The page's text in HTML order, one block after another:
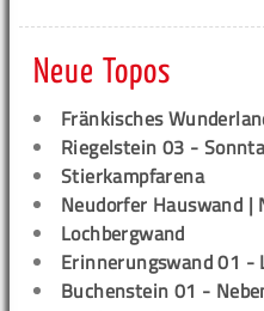
Neue Topos
Fränkisches
Riegelstein 03 -
Stierkampfarena
Neudorfer Hauswand |
Lochbergwand
Erinnerungswand 01 -
Buchenstein 01 -